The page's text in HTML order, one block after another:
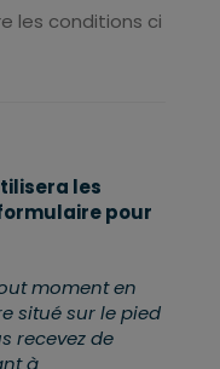
les conditions ci
les
pour
moment en
situé sur le pied
recevez de
à